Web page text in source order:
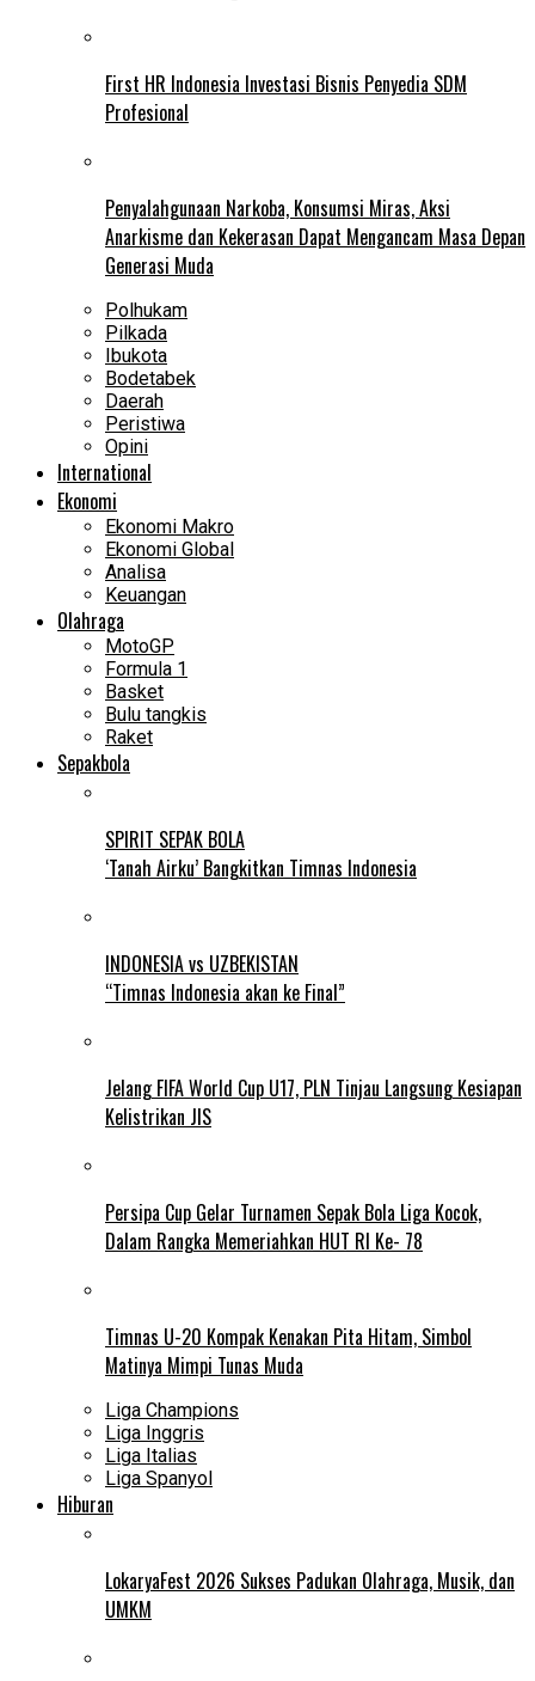
First HR Indonesia Investasi Bisnis Penyedia SDM
Profesional
Penyalahgunaan Narkoba, Konsumsi Miras, Aksi
Anarkisme dan Kekerasan Dapat Mengancam Masa Depan
Generasi Muda
Polhukam
Pilkada
Ibukota
Bodetabek
Daerah
Peristiwa
Opini
International
Ekonomi
Ekonomi Makro
Ekonomi Global
Analisa
Keuangan
Olahraga
MotoGP
Formula 1
Basket
Bulu tangkis
Raket
Sepakbola
SPIRIT SEPAK BOLA
‘Tanah Airku’ Bangkitkan Timnas Indonesia
INDONESIA vs UZBEKISTAN
“Timnas Indonesia akan ke Final”
Jelang FIFA World Cup U17, PLN Tinjau Langsung Kesiapan
Kelistrikan JIS
Persipa Cup Gelar Turnamen Sepak Bola Liga Kocok,
Dalam Rangka Memeriahkan HUT RI Ke- 78
Timnas U-20 Kompak Kenakan Pita Hitam, Simbol
Matinya Mimpi Tunas Muda
Liga Champions
Liga Inggris
Liga Italias
Liga Spanyol
Hiburan
LokaryaFest 2026 Sukses Padukan Olahraga, Musik, dan
UMKM